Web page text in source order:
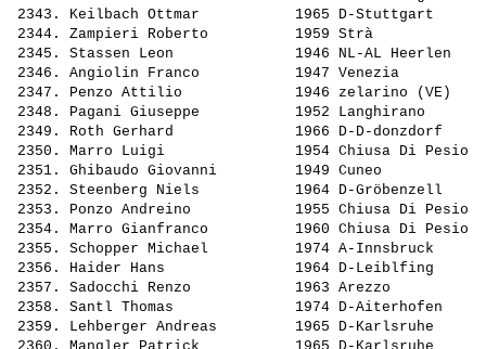
2343. Keilbach Ottmar
1965 D-Stuttgart
2344. Zampieri Roberto
1959 Strà
2345. Stassen Leon
1946 NL-AL
2346. Angiolin Franco
1947 Venezia
2347. Penzo Attilio
1946 zelarino (VE)
2348. Pagani Giuseppe
1952 Langhirano
2349. Roth Gerhard
1966 D-D-donzdorf
2350. Marro Luigi
1954 Chiusa Di
2351. Ghibaudo Giovanni
1949 Cuneo
2352. Steenberg Niels
1964 D-Gröbenzell
2353. Ponzo Andreino
1955 Chiusa Di
2354. Marro Gianfranco
1960 Chiusa Di
2355. Schopper Michael
1974 A-Innsbruck
2356. Haider Hans
1964 D-Leiblfing
2357. Sadocchi Renzo
1963 Arezzo
2358. Santl Thomas
1974 D-Aiterhofen
2359. Lehberger Andreas
1965 D-Karlsruhe